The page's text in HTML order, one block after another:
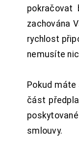
pokračovat
zachována
rychlost
nemusíte
Pokud máte
část
smlouvy.